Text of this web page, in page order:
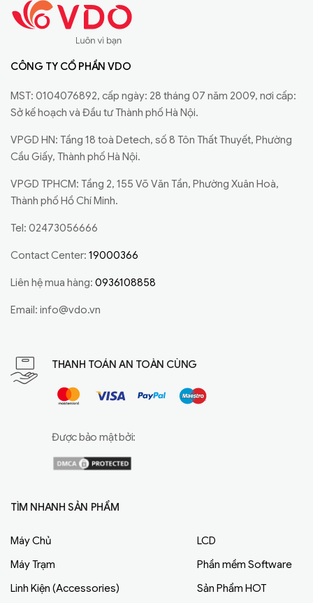
CÔNG TY CỔ PHẦN VDO
MST: 0104076892, cấp ngày: 28 tháng 07 năm 2009, nơi cấp:
Sở kế hoạch và Đầu tư Thành phố Hà Nội.
VPGD HN: Tầng 18 toà Detech, số 8 Tôn Thất Thuyết, Phường
Cầu Giấy, Thành phố Hà Nội.
VPGD TPHCM: Tầng 2, 155 Võ Văn Tần, Phường Xuân Hoà,
Thành phố Hồ Chí Minh.
Tel: 02473056666
Contact Center: 19000366
Liên hệ mua hàng: 0936108858
Email: info@vdo.vn
THANH TOÁN AN TOÀN CÙNG
Được bảo mật bởi:
TÌM NHANH SẢN PHẨM
Máy Chủ
Máy Trạm
Linh Kiện (Accessories)
LCD
Phần mềm Software
Sản Phẩm HOT